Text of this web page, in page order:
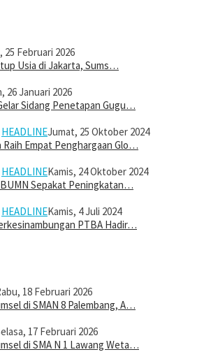
25 Februari 2026
Usia di Jakarta, Sums…
26 Januari 2026
Sidang Penetapan Gugu…
HEADLINEJumat, 25 Oktober 2024
Raih Empat Penghargaan Glo…
HEADLINEKamis, 24 Oktober 2024
Sepakat Peningkatan…
HEADLINEKamis, 4 Juli 2024
PTBA Hadir…
18 Februari 2026
di SMAN 8 Palembang, A…
17 Februari 2026
di SMA N 1 Lawang Weta…